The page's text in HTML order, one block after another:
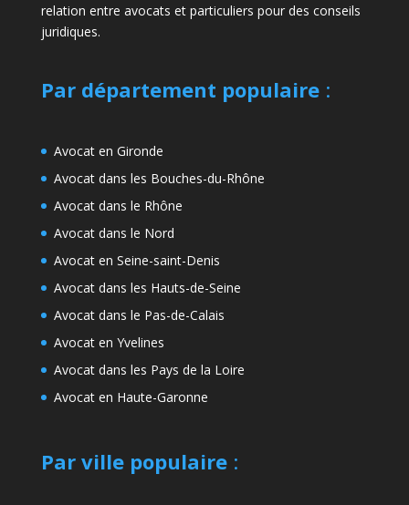
relation entre avocats et particuliers pour des conseils
juridiques.
Par département populaire:
Avocat en Gironde
Avocat dans les Bouches-du-Rhône
Avocat dans le Rhône
Avocat dans le Nord
Avocat en Seine-saint-Denis
Avocat dans les Hauts-de-Seine
Avocat dans le Pas-de-Calais
Avocat en Yvelines
Avocat dans les Pays de la Loire
Avocat en Haute-Garonne
Par ville populaire: